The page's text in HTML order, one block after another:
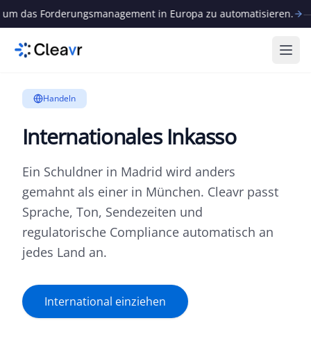
Forderungsmanagement in Europa zu automatisieren. —
Handeln
Internationales Inkasso
Ein Schuldner in Madrid wird anders
gemahnt als einer in München. Cleavr passt
Sprache, Ton, Sendezeiten und
regulatorische Compliance automatisch an
jedes Land an.
International einziehen